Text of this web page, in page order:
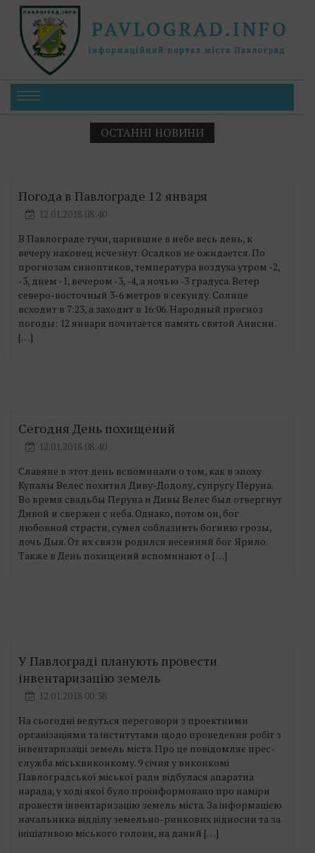
ОСТАННІ НОВИНИ
Погода в Павлограде 12 января
12.01.2018 08:40
В Павлограде тучи, царившие в небе весь день, к
вечеру наконец исчезнут. Осадков не ожидается. По
прогнозам синоптиков, температура воздуха утром -2,
-3, днем -1, вечером -3, -4, а ночью -3 градуса. Ветер
северо-восточный 3-6 метров в секунду. Солнце
всходит в 7:23, а заходит в 16:06. Народный прогноз
погоды: 12 января почитается память святой Анисии.
[…]
Сегодня День похищений
12.01.2018 08:40
Славяне в этот день вспоминали о том, как в эпоху
Купалы Велес похитил Диву-Додолу, супругу Перуна.
Во время свадьбы Перуна и Дивы Велес был отвергнут
Дивой и свержен с неба. Однако, потом он, бог
любовной страсти, сумел соблазнить богиню грозы,
дочь Дыя. От их связи родился весенний бог Ярило.
Также в День похищений вспоминают о […]
У Павлограді планують провести
інвентаризацію земель
12.01.2018 00:38
На сьогодні ведуться переговори з проектними
організаціями та інститутами щодо проведення робіт з
інвентаризації земель міста. Про це повідомляє прес-
служба міськвиконкому. 9 січня у виконкомі
Павлоградської міської ради відбулася апаратна
нарада, у ході якої було проінформовано про наміри
провести інвентаризацію земель міста. За інформацією
начальника відділу земельно-ринкових відносин та за
ініціативою міського голови, на даний […]